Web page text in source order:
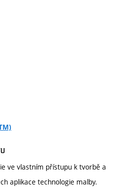
ve vlastním přístupu k tvorbě a
aplikace technologie malby.